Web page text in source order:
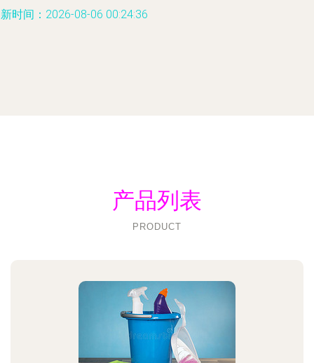
时间：2026-08-06 00:24:36
产品列表
PRODUCT